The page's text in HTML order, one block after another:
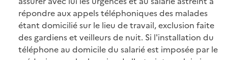
répondre aux appels téléphoniques des malades
étant domicilié sur le lieu de travail, exclusion faite
des gardiens et veilleurs de nuit. Si l'installation du
téléphone au domiciledu salarié est imposée par le